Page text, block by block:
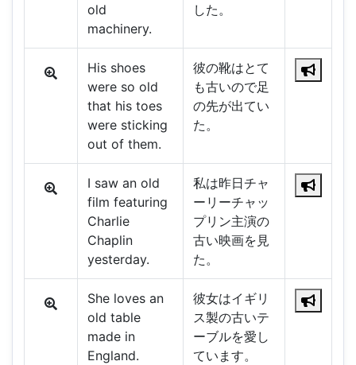
old
machinery.
した。
His shoes
were so old
that his toes
were sticking
out of them.
彼の靴はとて
も古いので足
の先が出てい
た。
I saw an old
film featuring
Charlie
Chaplin
yesterday.
私は昨日チャ
ーリーチャッ
プリン主演の
古い映画を見
た。
She loves an
old table
made in
England.
彼女はイギリ
ス製の古いテ
ーブルを愛し
ています。